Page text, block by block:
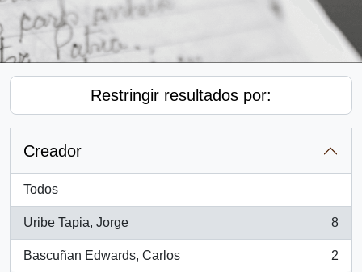
Restringir resultados por:
Creador
Todos
Uribe Tapia, Jorge
, 8 resultados
8
Bascuñan Edwards, Carlos
, 2 resultados
2